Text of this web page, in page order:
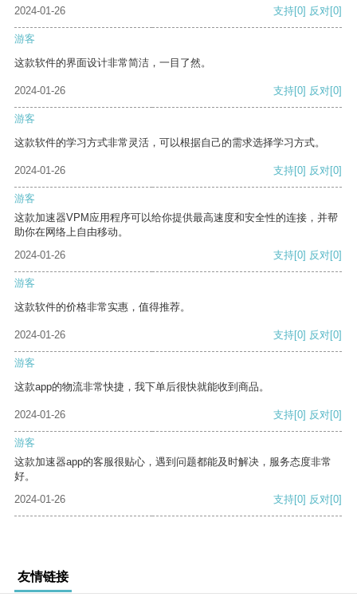
2024-01-26
支持[0] 反对[0]
游客
这款软件的界面设计非常简洁，一目了然。
2024-01-26 支持[0] 反对[0]
游客
这款软件的学习方式非常灵活，可以根据自己的需求选择学习方式。
2024-01-26 支持[0] 反对[0]
游客
这款加速器VPM应用程序可以给你提供最高速度和安全性的连接，并帮
助你在网络上自由移动。
2024-01-26
支持[0] 反对[0]
游客
这款软件的价格非常实惠，值得推荐。
2024-01-26 支持[0] 反对[0]
游客
这款app的物流非常快捷，我下单后很快就能收到商品。
2024-01-26 支持[0] 反对[0]
游客
这款加速器app的客服很贴心，遇到问题都能及时解决，服务态度非常
好。
2024-01-26
支持[0] 反对[0]
友情链接